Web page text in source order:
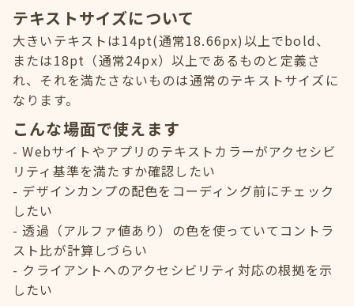
テキストサイズについて
大きいテキストは14pt(通常18.66px)以上でbold、
または18pt（通常24px）以上であるものと定義さ
れ、それを満たさないものは通常のテキストサイズに
なります。
こんな場面で使えます
Webサイトやアプリのテキストカラーがアクセシビ
リティ基準を満たすか確認したい
デザインカンプの配色をコーディング前にチェック
したい
透過（アルファ値あり）の色を使っていてコントラ
スト比が計算しづらい
クライアントへのアクセシビリティ対応の根拠を示
したい